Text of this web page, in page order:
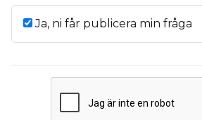
Ja, ni får publicera min fråga